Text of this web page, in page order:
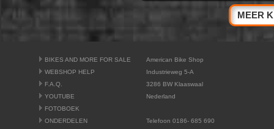
MEER
BIKES AND MORE FOR SALE
WEBSHOP HELP
F.A.Q.
YOUTUBE
FOTOBOEK
ONDERDELEN
American Bike Shop
Industrieweg 5-A
3286 BW Klaaswaal
Nederland
Telefoon 0186- 685 690